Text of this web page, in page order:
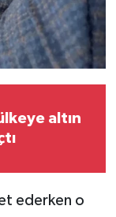
altın
ederken o